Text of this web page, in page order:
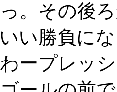
。その後
い勝負に
ープレッ